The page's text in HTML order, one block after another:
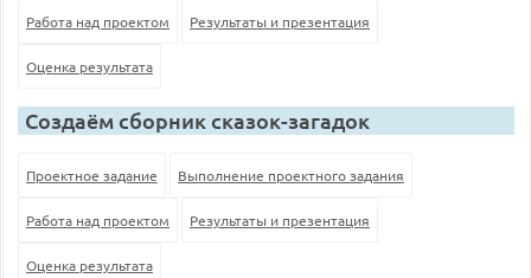
Работа над проектом Результаты и презентация
Оценка результата
Создаём сборник сказок-загадок
Проектное задание Выполнение проектного задания
Работа над проектом Результаты и презентация
Оценка результата